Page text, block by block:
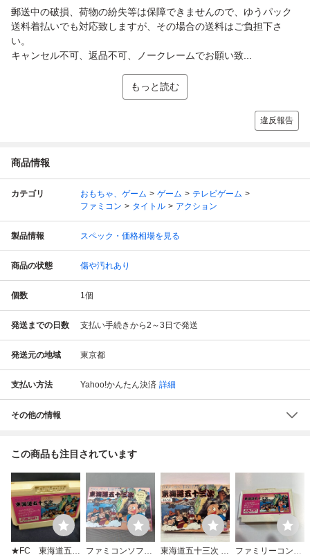
郵送中の破損、荷物の紛失等は保障できませんので、ゆうパック
送料着払いでも対応致しますが、その場合の送料はご負担下さ
い。
キャンセル不可、返品不可、ノークレームでお願い致...
もっと読む
違反報告
商品情報
カテゴリ おもちゃ、ゲーム ゲーム
テレビゲーム
ファミコン
タイトル アクション
製品情報 スペック・価格相場を見る
商品の状態 傷や汚れあり
個数 1個
発送までの日数 支払い手続きから2～3日で発送
発送元の地域 東京都
支払い方法 Yahoo!かんたん決済 詳細
その他の情報
この商品も注目されています
★FC 東海道五十
ファミコンソフト
東海道五十三次 箱
ファミリーコンピ